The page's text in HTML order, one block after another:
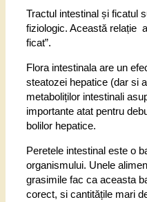
Tractul intestinal și ficatul
fiziologic. Această relație
ficat”.
Flora intestinala are un
steatozei hepatice (dar si
metaboliților intestinali
importante atat pentru
bolilor hepatice.
Peretele intestinal este o
organismului. Unele
grasimile fac ca aceasta
corect, si cantitățile mari